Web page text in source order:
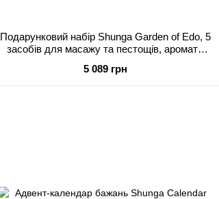
Подарунковий набір Shunga Garden of Edo, 5
засобів для масажу та пестощів, аромати
5 089 грн